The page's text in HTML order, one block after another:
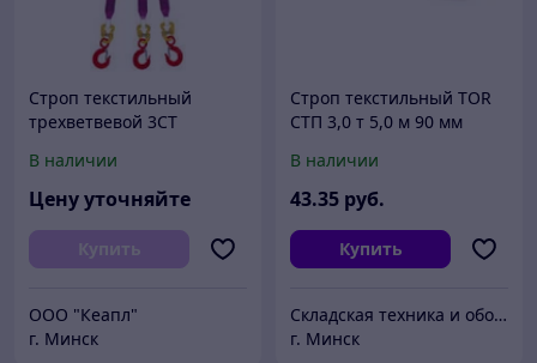
Строп текстильный
трехветвевой 3СТ
В наличии
Цену уточняйте
Купить
ООО "Кеапл"
г. Минск
Строп текстильный TOR
СТП 3,0 т 5,0 м 90 мм
В наличии
43.35 руб.
Купить
Складская техника и оборудование Минск
г. Минск